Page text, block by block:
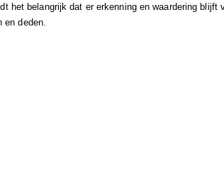
het belangrijk dat er erkenning en waardering blijft
en deden.